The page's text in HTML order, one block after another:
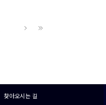
찾아오시는 길